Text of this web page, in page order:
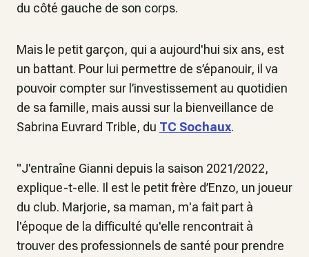
du côté gauche de son corps.
Mais le petit garçon, qui a aujourd'hui six ans, est
un battant. Pour lui permettre de s’épanouir, il va
pouvoir compter sur l’investissement au quotidien
de sa famille, mais aussi sur la bienveillance de
Sabrina Euvrard Trible, du TC Sochaux.
"J'entraîne Gianni depuis la saison 2021/2022,
explique-t-elle. Il est le petit frère d’Enzo, un joueur
du club. Marjorie, sa maman, m'a fait part à
l'époque de la difficulté qu'elle rencontrait à
trouver des professionnels de santé pour prendre